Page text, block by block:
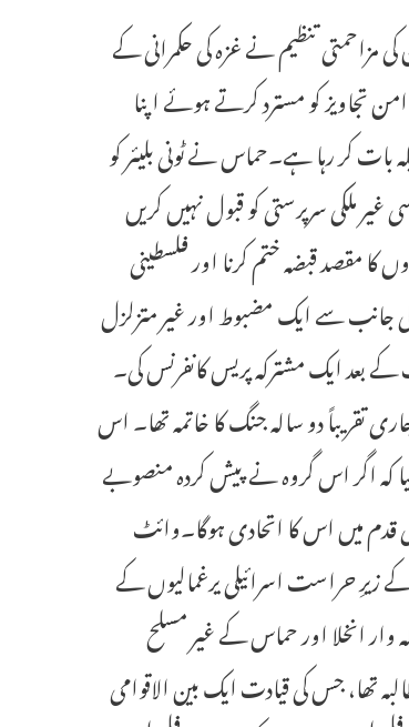
کی مزاحمتی تنظیم نے غزہ کی حکمرانی کے
تجاویز کو مسترد کرتے ہوئے اپنا
کر رہا ہے۔حماس نے ٹونی بلیئر کو
ملکی سرپرستی کو قبول نہیں کریں
قبضہ ختم کرنا اور فلسطینی
جانب سے ایک مضبوط اور غیر متزلزل
بعد ایک مشترکہ پریس کانفرنس کی۔
تقریباً دو سالہ جنگ کا خاتمہ تھا۔ اس
کہ اگر اس گروہ نے پیش کردہ منصوبے
قدم میں اس کا اتحادی ہوگا۔وائٹ
کے زیرِ حراست اسرائیلی یرغمالیوں کے
وار انخلا اور حماس کے غیر مسلح
تھا، جس کی قیادت ایک بین الاقوامی